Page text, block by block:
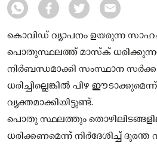
കൊവിഡ് വ്യാപനം ഉയരുന്ന
പൊതുസ്ഥലത്ത് മാസ്‌ക്
നിര്‍ബന്ധമാക്കി സംസ്ഥാന
ധരിച്ചില്ലെങ്കില്‍ പിഴ
വ്യക്തമാക്കിയിട്ടുണ്ട്.
പൊതു സ്ഥലത്തും
ധരിക്കണമെന്ന് നിര്‍ദേശിച്ച്